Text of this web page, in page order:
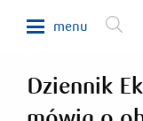
menu
Makroekonomia
Dziennik